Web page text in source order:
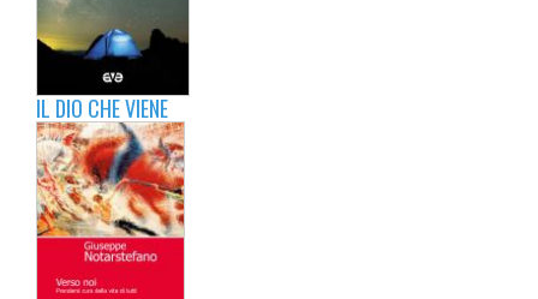
IL DIO CHE VIENE